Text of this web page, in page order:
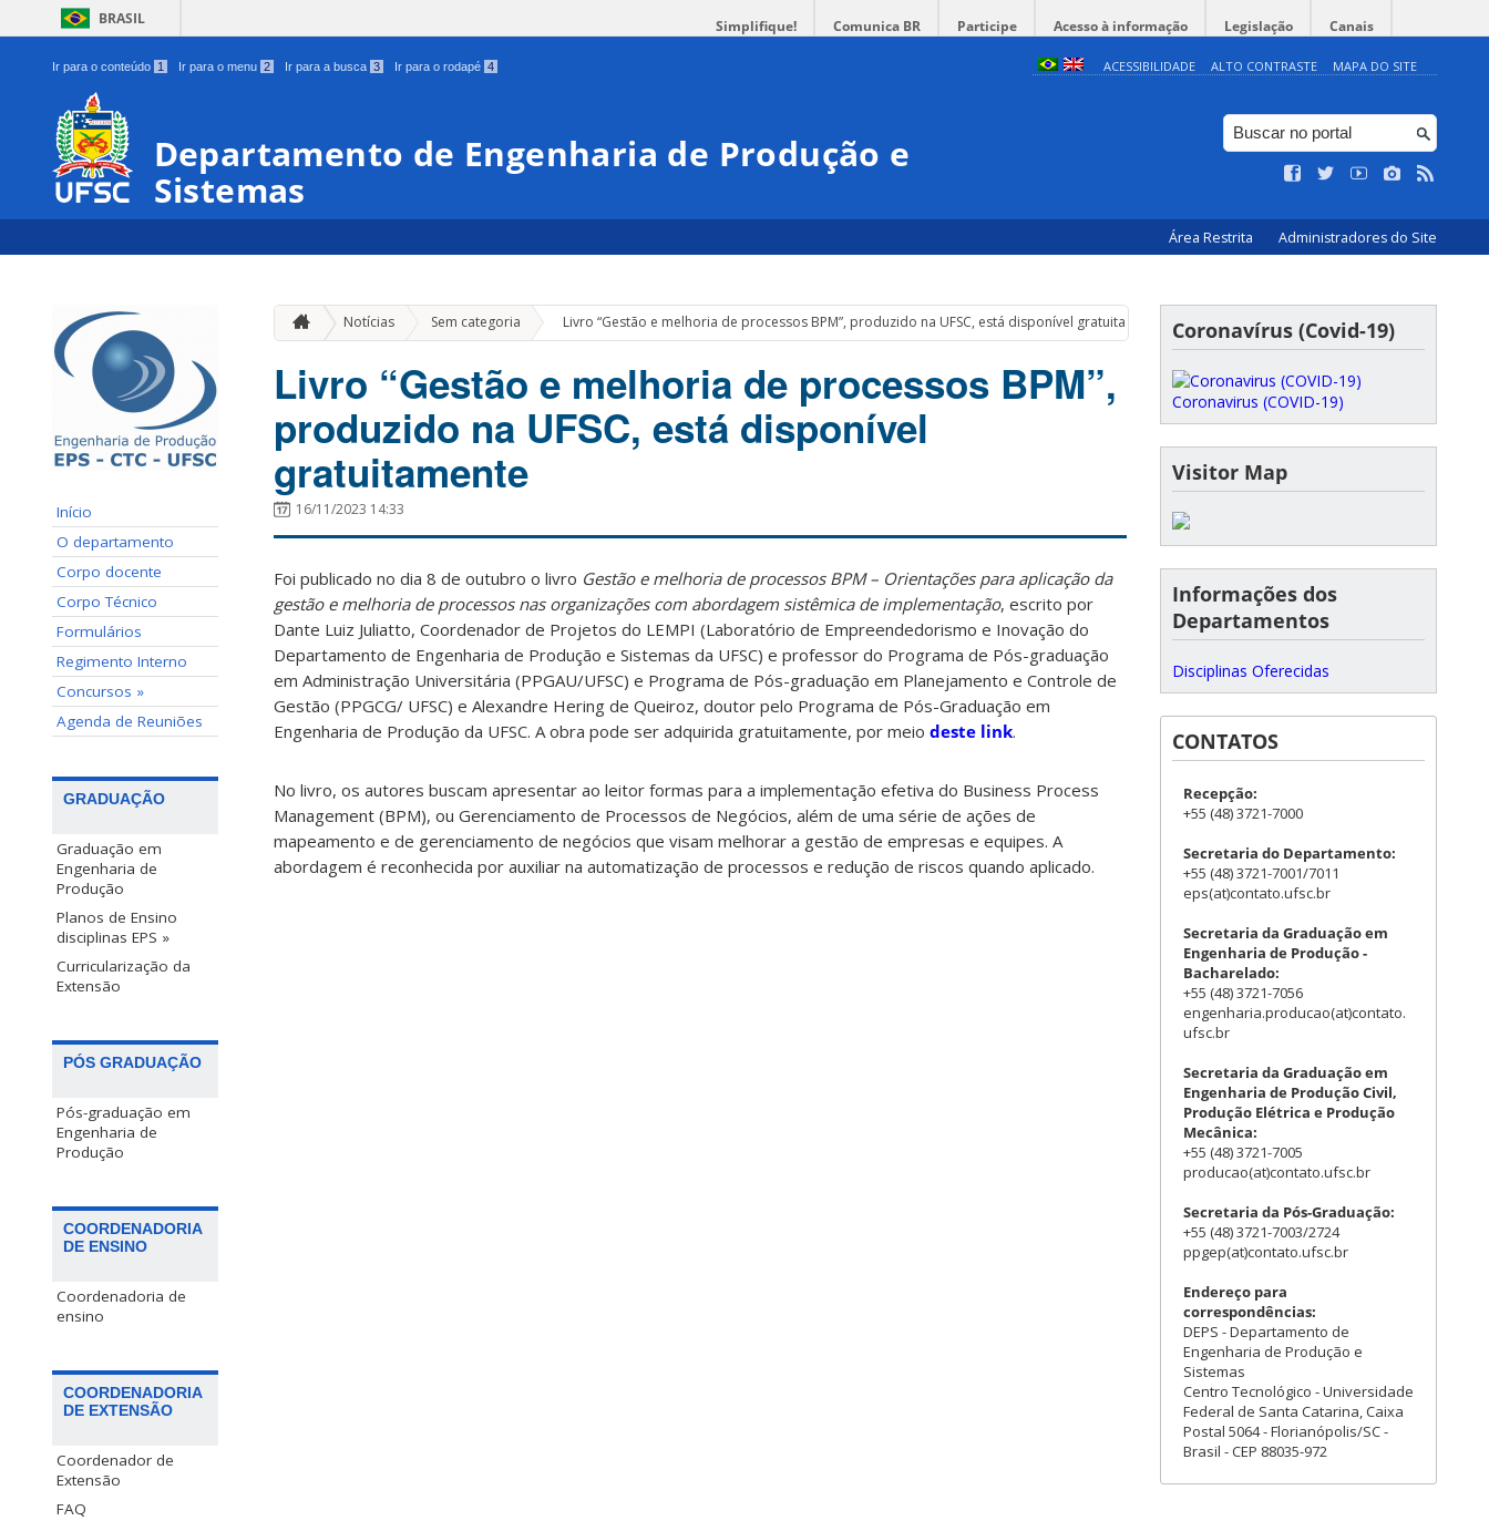
BRASIL Simplifique! Comunica BR Participe Acesso à informação Legislação Canais
Ir para o conteúdo 1 Ir para o menu 2 Ir para a busca 3 Ir para o rodapé 4 ACESSIBILIDADE ALTO CONTRASTE MAPA DO SITE
Departamento de Engenharia de Produção e
Sistemas
Área Restrita Administradores do Site
Início
O departamento
Corpo docente
Corpo Técnico
Formulários
Regimento Interno
Concursos »
Agenda de Reuniões
GRADUAÇÃO
Graduação em
Engenharia de
Produção
Planos de Ensino
disciplinas EPS »
Curricularização da
Extensão
PÓS GRADUAÇÃO
Pós-graduação em
Engenharia de
Produção
COORDENADORIA
DE ENSINO
Coordenadoria de
ensino
COORDENADORIA
DE EXTENSÃO
Coordenador de
Extensão
FAQ
Notícias Sem categoria » Livro “Gestão e melhoria de processos BPM”, produzido na UFSC, está disponível gratuitamente
Livro “Gestão e melhoria de processos BPM”,
produzido na UFSC, está disponível
gratuitamente
16/11/2023 14:33
Foi publicado no dia 8 de outubro o livro Gestão e melhoria de processos BPM – Orientações para aplicação da
gestão e melhoria de processos nas organizações com abordagem sistêmica de implementação, escrito por
Dante Luiz Juliatto, Coordenador de Projetos do LEMPI (Laboratório de Empreendedorismo e Inovação do
Departamento de Engenharia de Produção e Sistemas da UFSC) e professor do Programa de Pós-graduação
em Administração Universitária (PPGAU/UFSC) e Programa de Pós-graduação em Planejamento e Controle de
Gestão (PPGCG/ UFSC) e Alexandre Hering de Queiroz, doutor pelo Programa de Pós-Graduação em
Engenharia de Produção da UFSC. A obra pode ser adquirida gratuitamente, por meio deste link.
No livro, os autores buscam apresentar ao leitor formas para a implementação efetiva do Business Process
Management (BPM), ou Gerenciamento de Processos de Negócios, além de uma série de ações de
mapeamento e de gerenciamento de negócios que visam melhorar a gestão de empresas e equipes. A
abordagem é reconhecida por auxiliar na automatização de processos e redução de riscos quando aplicado.
Coronavírus (Covid-19)
Coronavirus (COVID-19)
Visitor Map
Informações dos
Departamentos
Disciplinas Oferecidas
CONTATOS
Recepção:
+55 (48) 3721-7000
Secretaria do Departamento:
+55 (48) 3721-7001/7011
eps(at)contato.ufsc.br
Secretaria da Graduação em
Engenharia de Produção -
Bacharelado:
+55 (48) 3721-7056
engenharia.producao(at)contato.
ufsc.br
Secretaria da Graduação em
Engenharia de Produção Civil,
Produção Elétrica e Produção
Mecânica:
+55 (48) 3721-7005
producao(at)contato.ufsc.br
Secretaria da Pós-Graduação:
+55 (48) 3721-7003/2724
ppgep(at)contato.ufsc.br
Endereço para
correspondências:
DEPS - Departamento de
Engenharia de Produção e
Sistemas
Centro Tecnológico - Universidade
Federal de Santa Catarina, Caixa
Postal 5064 - Florianópolis/SC -
Brasil - CEP 88035-972